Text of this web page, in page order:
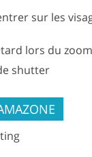
sur les
lors du zoom
shutter